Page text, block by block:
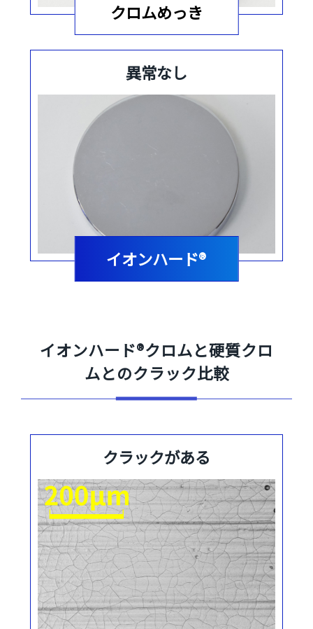
クロムめっき
異常なし
イオンハード®
イオンハード®クロムと硬質クロ
ムとのクラック比較
クラックがある